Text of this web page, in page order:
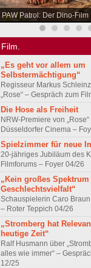
PAW Patrol: Der Dino-Film
Film.
„Es geht vor allem um
Selbstermächtigung“
Regisseur Markus
„Rose“ – Gespräch zum
Die Hose als Freiheit
NRW-Premiere von „Rose“
Düsseldorfer Cinema –
Spielzimmer für neue
20-jähriges Jubiläum des
Filmforums – Foyer 04/26
„Kein großes Spektrum
Geschlechtsvielfalt“
Schauspielerin Caro Braun
– Roter Teppich 04/26
„Stromberg hat
heutige Zeit“
Ralf Husmann über
alles wie immer“ –
12/25